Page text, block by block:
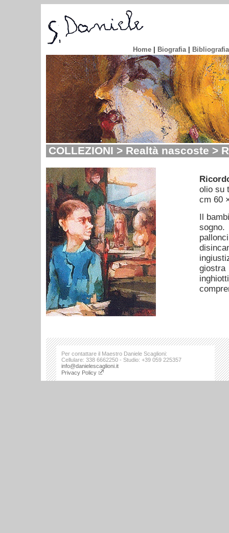
Home Biografia| Bibliografia
COLLEZIONI > Realtà nascoste >
olio su
cm 60
Il
Per contattare il Maestro Daniele Scaglioni:
Cellulare: 338 6662250 - Studio: +39 059 225357
info@danielescaglioni.it
Privacy Policy